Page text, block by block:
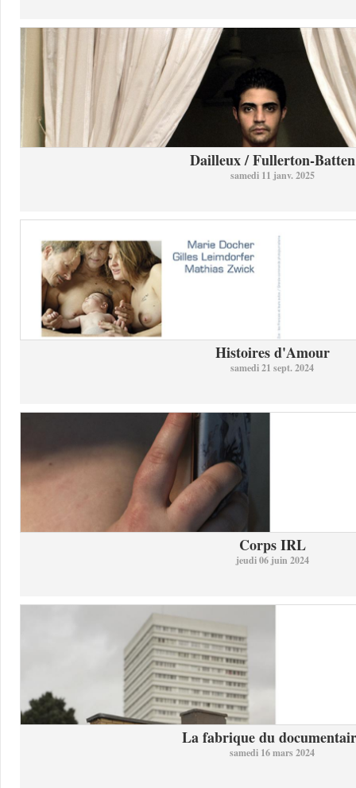
Dailleux / Fullerton-Batten
samedi 11 janv. 2025
Histoires d'Amour
samedi 21 sept. 2024
Corps IRL
jeudi 06 juin 2024
La fabrique du
samedi 16 mars 2024